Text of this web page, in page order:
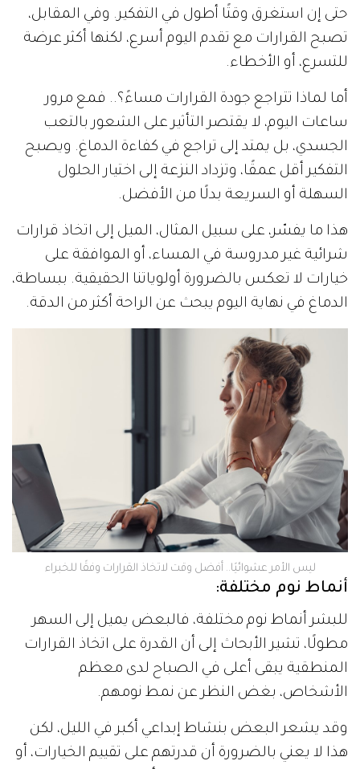
حتى إن استغرق وقتًا أطول في التفكير. وفي المقابل،
تصبح القرارات مع تقدم اليوم أسرع، لكنها أكثر عرضة
للتسرع، أو الأخطاء.
أما لماذا تتراجع جودة القرارات مساءً؟.. فمع مرور
ساعات اليوم، لا يقتصر التأثير على الشعور بالتعب
الجسدي، بل يمتد إلى تراجع في كفاءة الدماغ. ويصبح
التفكير أقل عمقًا، وتزداد النزعة إلى اختيار الحلول
السهلة أو السريعة بدلًا من الأفضل.
هذا ما يفسّر، على سبيل المثال، الميل إلى اتخاذ قرارات
شرائية غير مدروسة في المساء، أو الموافقة على
خيارات لا تعكس بالضرورة أولوياتنا الحقيقية. ببساطة،
الدماغ في نهاية اليوم يبحث عن الراحة أكثر من الدقة.
ليس الأمر عشوائيًا.. أفضل وقت لاتخاذ القرارات وفقًا للخبراء
أنماط نوم مختلفة:
للبشر أنماط نوم مختلفة، فالبعض يميل إلى السهر
مطولًا، تشير الأبحاث إلى أن القدرة على اتخاذ القرارات
المنطقية يبقى أعلى في الصباح لدى معظم
الأشخاص، بغض النظر عن نمط نومهم.
وقد يشعر البعض بنشاط إبداعي أكبر في الليل، لكن
هذا لا يعني بالضرورة أن قدرتهم على تقييم الخيارات، أو